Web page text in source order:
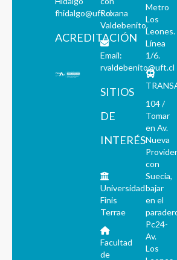
fhidalgo@uft.cl
ACREDITACIÓN
Roxana
Valdebenito.
Email:
rvaldebenito@uft.cl
SITIOS
DE
INTERÉS
Universidad
Finis
Terrae
Facultad
de
Metro
Los
Leones.
Línea
1/6.
104 /
Tomar
en Av.
Nueva
con
Suecia,
bajar
en el
Pc24-
Av.
Los